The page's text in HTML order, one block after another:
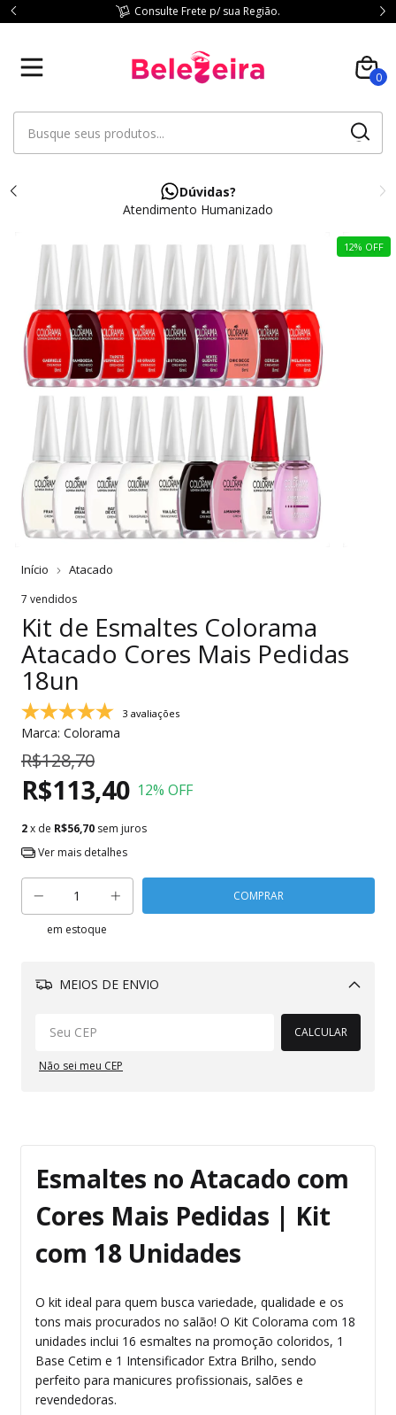
Consulte Frete p/ sua Região.
0
Dúvidas?
Atendimento Humanizado
12% OFF
Início Atacado
7 vendidos
Kit de Esmaltes Colorama
Atacado Cores Mais Pedidas
18un
3 avaliações
Marca: Colorama
R$128,70
R$113,40 12% OFF
2x de R$56,70 sem juros
Ver mais detalhes
em estoque
MEIOS DE ENVIO
Alterar CEP
CALCULAR
Não sei meu CEP
Esmaltes no Atacado com
Cores Mais Pedidas | Kit
com 18 Unidades
O kit ideal para quem busca variedade, qualidade e os
tons mais procurados no salão! O Kit Colorama com 18
unidades inclui 16 esmaltes na promoção coloridos, 1
Base Cetim e 1 Intensificador Extra Brilho, sendo
perfeito para manicures profissionais, salões e
revendedoras.